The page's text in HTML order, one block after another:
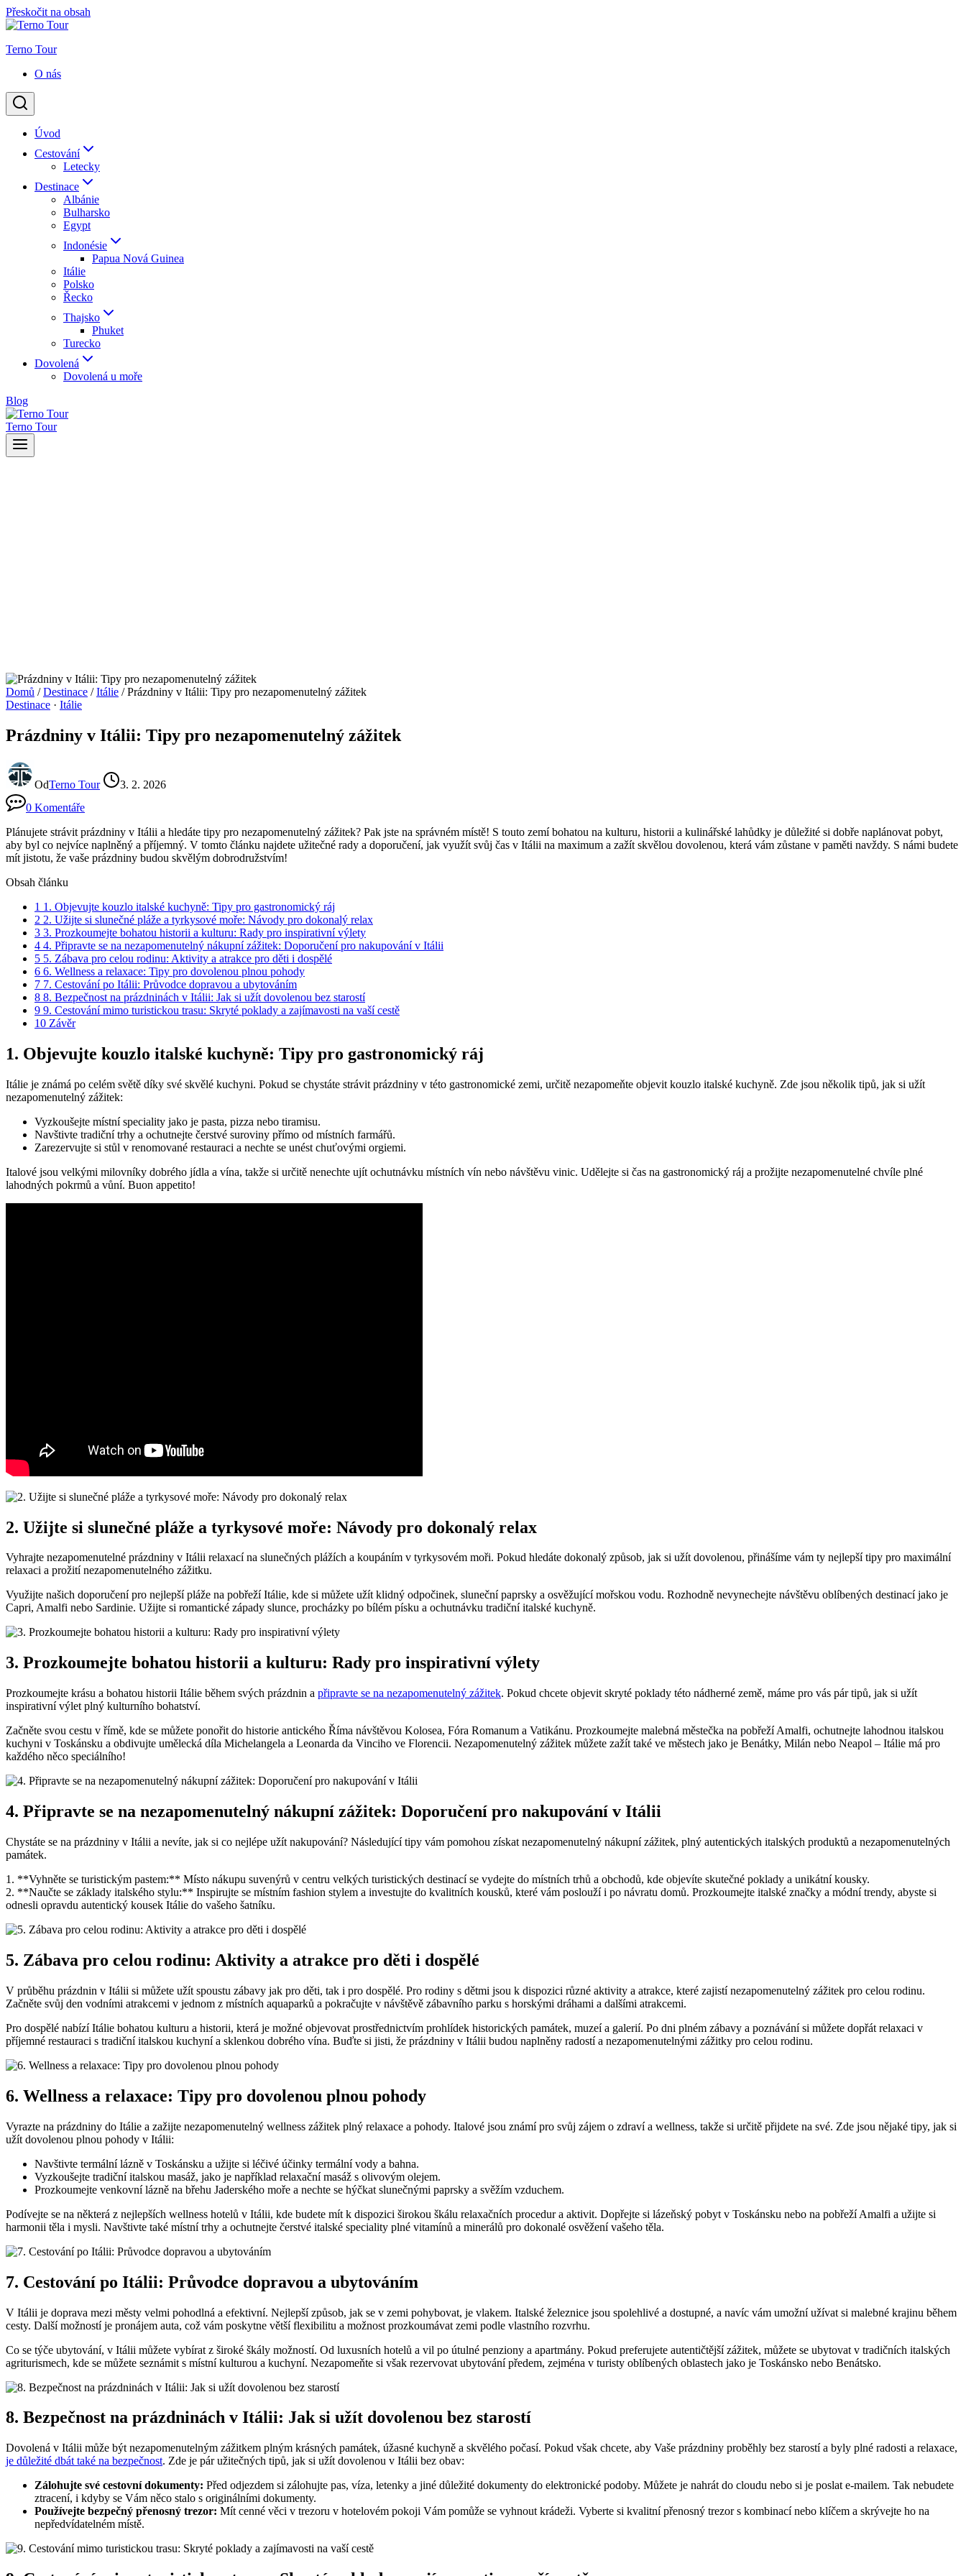
Přeskočit na obsah
Terno Tour
O nás
Úvod
Cestování
Letecky
Destinace
Albánie
Bulharsko
Egypt
Indonésie
Papua Nová Guinea
Itálie
Polsko
Řecko
Thajsko
Phuket
Turecko
Dovolená
Dovolená u moře
Blog
Terno Tour
Domů / Destinace / Itálie / Prázdniny v Itálii: Tipy pro nezapomenutelný zážitek
Destinace · Itálie
Prázdniny v Itálii: Tipy pro nezapomenutelný zážitek
OdTerno Tour
3. 2. 2026
0 Komentáře
Plánujete strávit prázdniny v Itálii a hledáte tipy pro nezapomenutelný zážitek? Pak jste na správném místě! S touto zemí bohatou na kulturu, historii a kulinářské lahůdky je důležité si dobře naplánovat pobyt,
aby byl co nejvíce naplněný a příjemný. V tomto článku najdete užitečné rady a doporučení, jak využít svůj čas v Itálii na maximum a zažít skvělou dovolenou, která vám zůstane v paměti navždy. S námi budete
mít jistotu, že vaše prázdniny budou skvělým dobrodružstvím!
Obsah článku
1 1. Objevujte kouzlo italské kuchyně: Tipy pro gastronomický ráj
2 2. Užijte si slunečné pláže a tyrkysové moře: Návody pro dokonalý relax
3 3. Prozkoumejte bohatou historii a kulturu: Rady pro inspirativní výlety
4 4. Připravte se na nezapomenutelný nákupní zážitek: Doporučení pro nakupování v Itálii
5 5. Zábava pro celou rodinu: Aktivity a atrakce pro děti i dospělé
6 6. Wellness a relaxace: Tipy pro dovolenou plnou pohody
7 7. Cestování po Itálii: Průvodce dopravou a ubytováním
8 8. Bezpečnost na prázdninách v Itálii: Jak si užít dovolenou bez starostí
9 9. Cestování mimo turistickou trasu: Skryté poklady a zajímavosti na vaší cestě
10 Závěr
1. Objevujte kouzlo italské kuchyně: Tipy pro gastronomický ráj
Itálie je známá po celém světě díky své skvělé kuchyni. Pokud se chystáte strávit prázdniny v této gastronomické zemi, určitě nezapomeňte objevit kouzlo italské kuchyně. Zde jsou několik tipů, jak si užít
nezapomenutelný zážitek:
Vyzkoušejte místní speciality jako je pasta, pizza nebo tiramisu.
Navštivte tradiční trhy a ochutnejte čerstvé suroviny přímo od místních farmářů.
Zarezervujte si stůl v renomované restauraci a nechte se unést chuťovými orgiemi.
Italové jsou velkými milovníky dobrého jídla a vína, takže si určitě nenechte ujít ochutnávku místních vín nebo návštěvu vinic. Udělejte si čas na gastronomický ráj a prožijte nezapomenutelné chvíle plné
lahodných pokrmů a vůní. Buon appetito!
2. Užijte si slunečné pláže a tyrkysové moře: Návody pro dokonalý relax
Vyhrajte nezapomenutelné prázdniny v Itálii relaxací na slunečných plážích a koupáním v tyrkysovém moři. Pokud hledáte dokonalý způsob, jak si užít dovolenou, přinášíme vám ty nejlepší tipy pro maximální
relaxaci a prožití nezapomenutelného zážitku.
Využijte našich doporučení pro nejlepší pláže na pobřeží Itálie, kde si můžete užít klidný odpočinek, sluneční paprsky a osvěžující mořskou vodu. Rozhodně nevynechejte návštěvu oblíbených destinací jako je
Capri, Amalfi nebo Sardinie. Užijte si romantické západy slunce, procházky po bílém písku a ochutnávku tradiční italské kuchyně.
3. Prozkoumejte bohatou historii a kulturu: Rady pro inspirativní výlety
Prozkoumejte krásu a bohatou historii Itálie během svých prázdnin a připravte se na nezapomenutelný zážitek. Pokud chcete objevit skryté poklady této nádherné země, máme pro vás pár tipů, jak si užít
inspirativní výlet plný kulturního bohatství.
Začněte svou cestu v římě, kde se můžete ponořit do historie antického Říma návštěvou Kolosea, Fóra Romanum a Vatikánu. Prozkoumejte malebná městečka na pobřeží Amalfi, ochutnejte lahodnou italskou
kuchyni v Toskánsku a obdivujte umělecká díla Michelangela a Leonarda da Vinciho ve Florencii. Nezapomenutelný zážitek můžete zažít také ve městech jako je Benátky, Milán nebo Neapol – Itálie má pro
každého něco speciálního!
4. Připravte se na nezapomenutelný nákupní zážitek: Doporučení pro nakupování v Itálii
Chystáte se na prázdniny v Itálii a nevíte, jak si co nejlépe užít nakupování? Následující tipy vám pomohou získat nezapomenutelný nákupní zážitek, plný autentických italských produktů a nezapomenutelných
památek.
1. **Vyhněte se turistickým pastem:** Místo nákupu suvenýrů v centru velkých turistických destinací se vydejte do místních trhů a obchodů, kde objevíte skutečné poklady a unikátní kousky.
2. **Naučte se základy italského stylu:** Inspirujte se místním fashion stylem a investujte do kvalitních kousků, které vám poslouží i po návratu domů. Prozkoumejte italské značky a módní trendy, abyste si
odnesli opravdu autentický kousek Itálie do vašeho šatníku.
5. Zábava pro celou rodinu: Aktivity a atrakce pro děti i dospělé
V průběhu prázdnin v Itálii si můžete užít spoustu zábavy jak pro děti, tak i pro dospělé. Pro rodiny s dětmi jsou k dispozici různé aktivity a atrakce, které zajistí nezapomenutelný zážitek pro celou rodinu.
Začněte svůj den vodními atrakcemi v jednom z místních aquaparků a pokračujte v návštěvě zábavního parku s horskými dráhami a dalšími atrakcemi.
Pro dospělé nabízí Itálie bohatou kulturu a historii, která je možné objevovat prostřednictvím prohlídek historických památek, muzeí a galerií. Po dni plném zábavy a poznávání si můžete dopřát relaxaci v
příjemné restauraci s tradiční italskou kuchyní a sklenkou dobrého vína. Buďte si jisti, že prázdniny v Itálii budou naplněny radostí a nezapomenutelnými zážitky pro celou rodinu.
6. Wellness a relaxace: Tipy pro dovolenou plnou pohody
Vyrazte na prázdniny do Itálie a zažijte nezapomenutelný wellness zážitek plný relaxace a pohody. Italové jsou známí pro svůj zájem o zdraví a wellness, takže si určitě přijdete na své. Zde jsou nějaké tipy, jak si
užít dovolenou plnou pohody v Itálii:
Navštivte termální lázně v Toskánsku a užijte si léčivé účinky termální vody a bahna.
Vyzkoušejte tradiční italskou masáž, jako je například relaxační masáž s olivovým olejem.
Prozkoumejte venkovní lázně na břehu Jaderského moře a nechte se hýčkat slunečnými paprsky a svěžím vzduchem.
Podívejte se na některá z nejlepších wellness hotelů v Itálii, kde budete mít k dispozici širokou škálu relaxačních procedur a aktivit. Dopřejte si lázeňský pobyt v Toskánsku nebo na pobřeží Amalfi a užijte si
harmonii těla i mysli. Navštivte také místní trhy a ochutnejte čerstvé italské speciality plné vitamínů a minerálů pro dokonalé osvěžení vašeho těla.
7. Cestování po Itálii: Průvodce dopravou a ubytováním
V Itálii je doprava mezi městy velmi pohodlná a efektivní. Nejlepší způsob, jak se v zemi pohybovat, je vlakem. Italské železnice jsou spolehlivé a dostupné, a navíc vám umožní užívat si malebné krajinu během
cesty. Další možností je pronájem auta, což vám poskytne větší flexibilitu a možnost prozkoumávat zemi podle vlastního rozvrhu.
Co se týče ubytování, v Itálii můžete vybírat z široké škály možností. Od luxusních hotelů a vil po útulné penziony a apartmány. Pokud preferujete autentičtější zážitek, můžete se ubytovat v tradičních italských
agriturismech, kde se můžete seznámit s místní kulturou a kuchyní. Nezapomeňte si však rezervovat ubytování předem, zejména v turisty oblíbených oblastech jako je Toskánsko nebo Benátsko.
8. Bezpečnost na prázdninách v Itálii: Jak si užít dovolenou bez starostí
Dovolená v Itálii může být nezapomenutelným zážitkem plným krásných památek, úžasné kuchyně a skvělého počasí. Pokud však chcete, aby Vaše prázdniny proběhly bez starostí a byly plné radosti a relaxace,
je důležité dbát také na bezpečnost. Zde je pár užitečných tipů, jak si užít dovolenou v Itálii bez obav:
Zálohujte své cestovní dokumenty: Před odjezdem si zálohujte pas, víza, letenky a jiné důležité dokumenty do elektronické podoby. Můžete je nahrát do cloudu nebo si je poslat e-mailem. Tak nebudete
ztracení, i kdyby se Vám něco stalo s originálními dokumenty.
Používejte bezpečný přenosný trezor: Mít cenné věci v trezoru v hotelovém pokoji Vám pomůže se vyhnout krádeži. Vyberte si kvalitní přenosný trezor s kombinací nebo klíčem a skrývejte ho na
nepředvídatelném místě.